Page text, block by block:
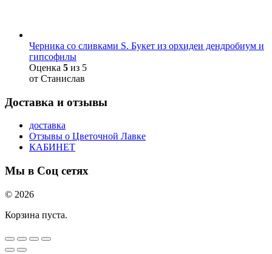
Черника со сливками S. Букет из орхидеи дендробиум и
гипсофилы
Оценка 5 из 5
от Станислав
Доставка и отзывы
доставка
Отзывы о Цветочной Лавке
КАБИНЕТ
Мы в Соц сетях
© 2026
Корзина пуста.